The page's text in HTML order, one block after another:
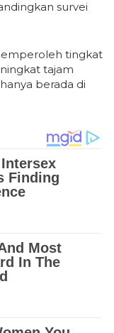
survei
tingkat
tajam
berada di